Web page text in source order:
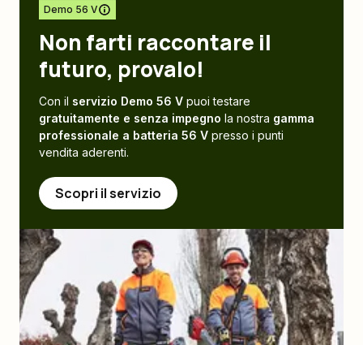
Demo 56 V
Non farti raccontare il
futuro, provalo!
Con il servizio Demo 56 V puoi testare
gratuitamente e senza impegno la nostra gamma
professionale a batteria 56 V presso i punti
vendita aderenti.
Scopri il servizio